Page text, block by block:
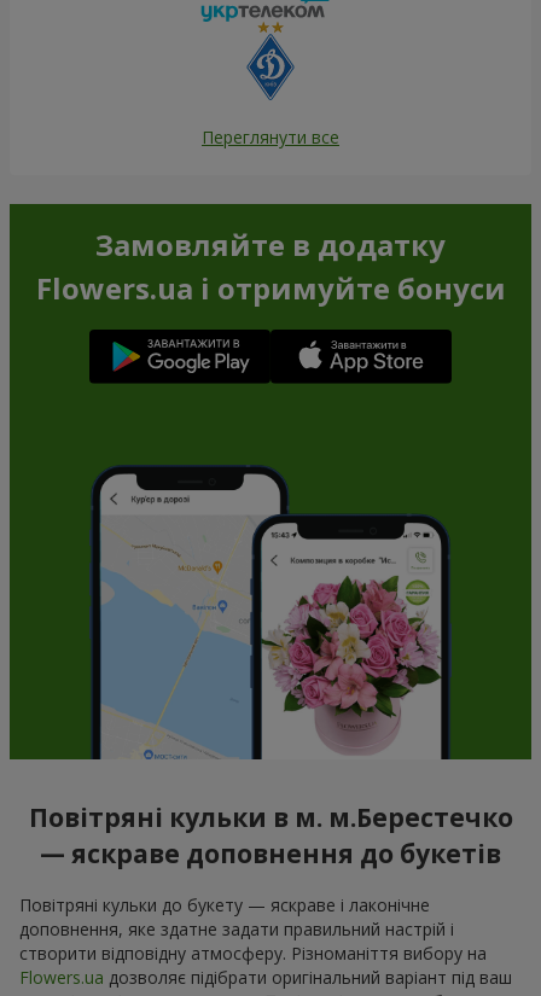
Переглянути все
Замовляйте в додатку
Flowers.ua і отримуйте бонуси
Повітряні кульки в м. м.Берестечко
— яскраве доповнення до букетів
Повітряні кульки до букету — яскраве і лаконічне
доповнення, яке здатне задати правильний настрій і
створити відповідну атмосферу. Різноманіття вибору на
Flowers.ua дозволяє підібрати оригінальний варіант під ваш